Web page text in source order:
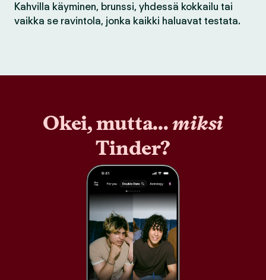
Kahvilla käyminen, brunssi, yhdessä kokkailu tai
vaikka se ravintola, jonka kaikki haluavat testata.
Okei, mutta...miksi
Tinder?